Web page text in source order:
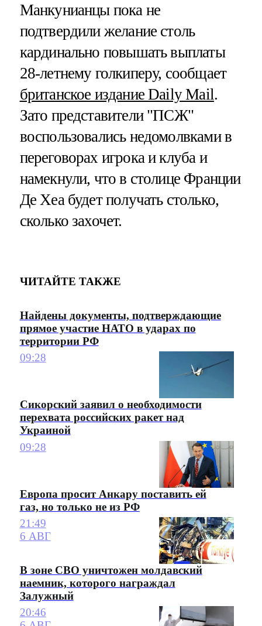
Манкунианцы пока не
подтвердили желание столь
кардинально повышать выплаты
28-летнему голкиперу, сообщает
британское издание Daily Mail.
Зато представители "ПСЖ"
воспользовались недомолвками в
переговорах игрока и клуба и
намекнули, что в столице Франции
Де Хеа будет получать столько,
сколько захочет.
ЧИТАЙТЕ ТАКЖЕ
Найдены документы, подтверждающие
прямое участие НАТО в ударах по
территории РФ
09:28
Сикорский заявил о необходимости
перехвата российских ракет над
Украиной
09:28
Европа просит Анкару поставить ей
газ, но только не из РФ
21:49
6 АВГ
В зоне СВО уничтожен молдавский
наемник, которого награждал
Залужный
20:46